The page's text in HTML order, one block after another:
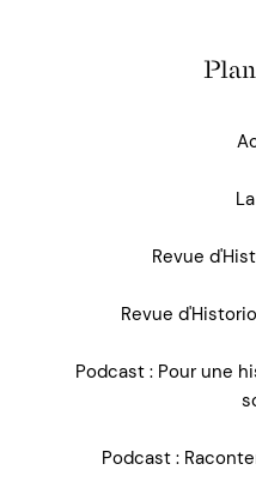
Revue
Revue
Podcast : Pour une
Podcast :